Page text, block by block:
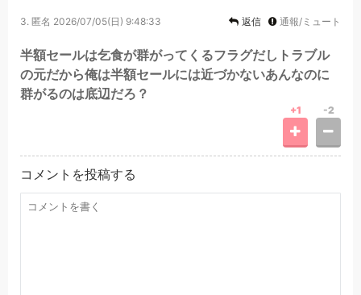
3. 匿名 2026/07/05(日) 9:48:33 返信 通報/ミュート
半額セールは乞食が群がってくるフラグだしトラブル
の元だから俺は半額セールには近づかないあんなのに
群がるのは底辺だろ？
+1 -2
コメントを投稿する